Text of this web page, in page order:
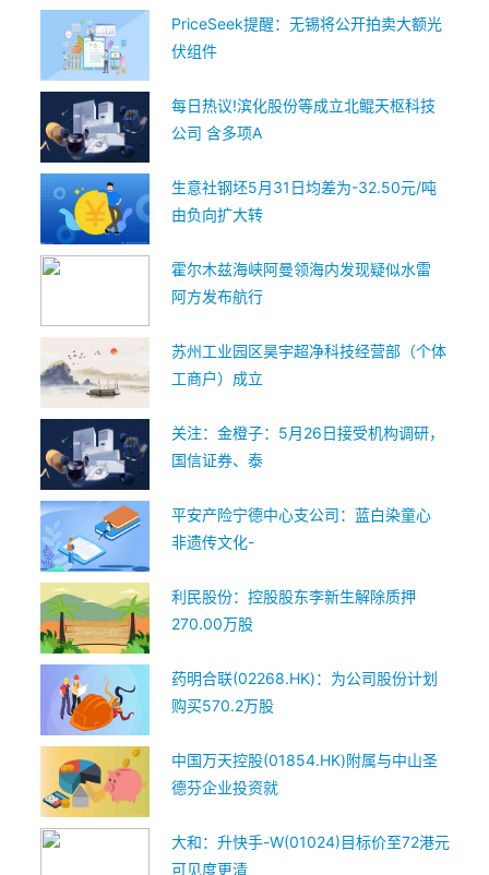
PriceSeek提醒：无锡将公开拍卖大额光
伏组件
每日热议!滨化股份等成立北鲲天枢科技
公司 含多项A
生意社钢坯5月31日均差为-32.50元/吨
由负向扩大转
霍尔木兹海峡阿曼领海内发现疑似水雷
阿方发布航行
苏州工业园区昊宇超净科技经营部（个体
工商户）成立
关注：金橙子：5月26日接受机构调研，
国信证券、泰
平安产险宁德中心支公司：蓝白染童心
非遗传文化-
利民股份：控股股东李新生解除质押
270.00万股
药明合联(02268.HK)：为公司股份计划
购买570.2万股
中国万天控股(01854.HK)附属与中山圣
德芬企业投资就
大和：升快手-W(01024)目标价至72港元
可见度更清